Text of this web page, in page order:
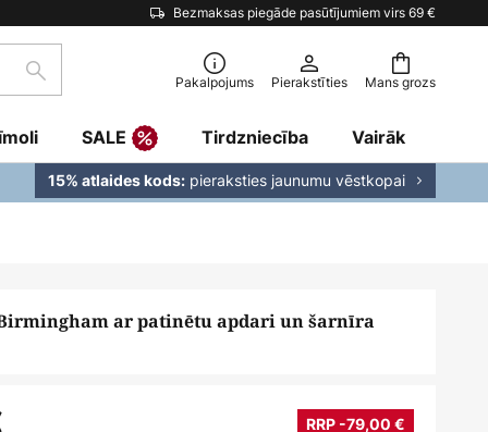
Bezmaksas piegāde pasūtījumiem virs 69 €
Mans grozs
Meklēšana Pakalpojums Pierakstīties
SALE Tirdzniecība Vairāk
15% atlaides kods: pieraksties jaunumu vēstkopai
ar patinētu apdari un šarnīra
RRP -79,00 €